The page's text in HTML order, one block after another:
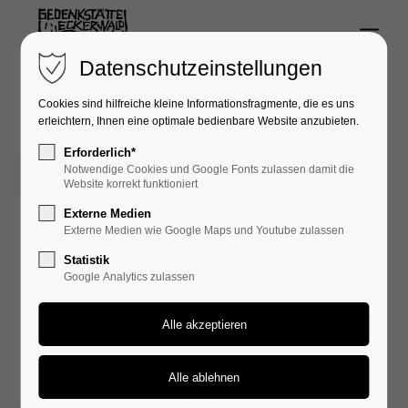
Login
Passwort
Anmelden
Lost your password?
Menu
19.03.2015 22:03
Gedenkwoche 19. April 2015
In diesem Jahr erinnerten wir uns während der
Begegnungswoche und Gedenkfeier an die Auflösung
der WÜSTE-Lager vor 70 Jahren.
Für mehr als 5 000 Häftlinge kam diese Ereignis zu
spät. Sie wurden Opfer der "Vernichtung durch Arbeit".
Datenschutzeinstellungen
Cookies sind hilfreiche kleine Informationsfragmente, die es uns
erleichtern, Ihnen eine optimale bedienbare Website anzubieten.
Erforderlich*
Notwendige Cookies und Google Fonts zulassen damit die
Website korrekt funktioniert
Externe Medien
Externe Medien wie Google Maps und Youtube zulassen
Statistik
Google Analytics zulassen